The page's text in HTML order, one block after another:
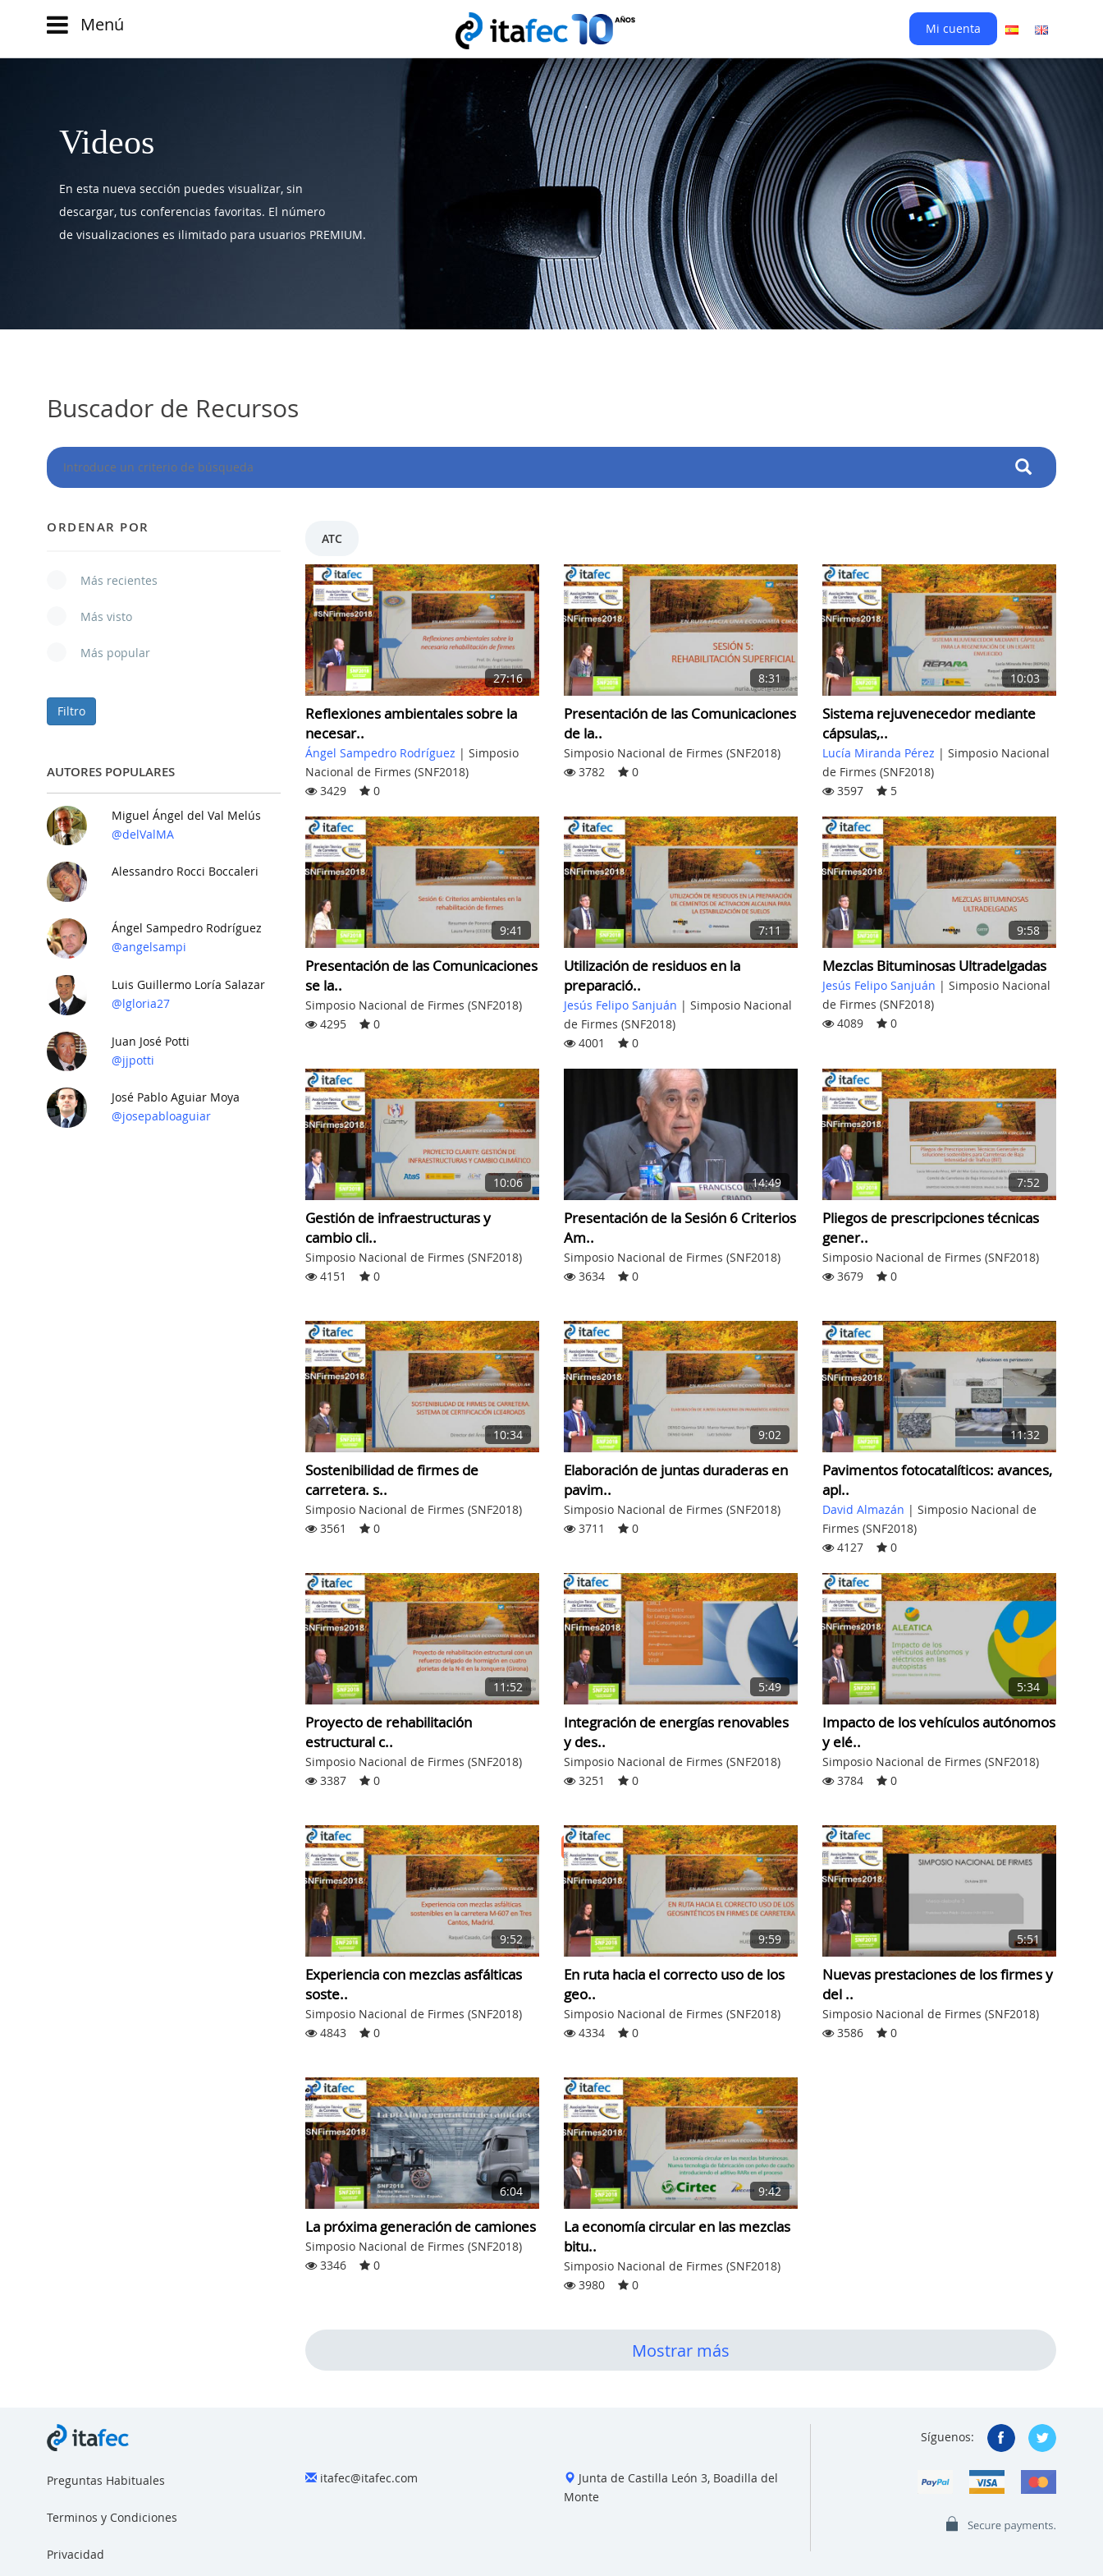
Menú Mi cuenta
Main
PRODUMER
CONTACTO
Videos
En esta nueva sección puedes visualizar, sin
descargar, tus conferencias favoritas. El número
de visualizaciones es ilimitado para usuarios PREMIUM.
Buscador de Recursos
ORDENAR POR
Más recientes
Más visto
Más popular
Filtro
AUTORES POPULARES
Miguel Ángel del Val Melús
@delValMA
Alessandro Rocci Boccaleri
Ángel Sampedro Rodríguez
@angelsampi
Luis Guillermo Loría Salazar
@lgloria27
Juan José Potti
@jjpotti
José Pablo Aguiar Moya
@josepabloaguiar
ATC
27:16
Reflexiones ambientales sobre la
necesar..
Ángel Sampedro Rodríguez | Simposio
Nacional de Firmes (SNF2018)
3429
0
8:31
Presentación de las Comunicaciones
de la..
Simposio Nacional de Firmes (SNF2018)
3782
0
10:03
Sistema rejuvenecedor mediante
cápsulas,..
Lucía Miranda Pérez | Simposio Nacional
de Firmes (SNF2018)
3597
5
9:41
Presentación de las Comunicaciones
se la..
Simposio Nacional de Firmes (SNF2018)
4295
0
7:11
Utilización de residuos en la
preparació..
Jesús Felipo Sanjuán | Simposio Nacional
de Firmes (SNF2018)
4001
0
9:58
Mezclas Bituminosas Ultradelgadas
Jesús Felipo Sanjuán | Simposio Nacional
de Firmes (SNF2018)
4089
0
10:06
Gestión de infraestructuras y
cambio cli..
Simposio Nacional de Firmes (SNF2018)
4151
0
14:49
Presentación de la Sesión 6 Criterios
Am..
Simposio Nacional de Firmes (SNF2018)
3634
0
7:52
Pliegos de prescripciones técnicas
gener..
Simposio Nacional de Firmes (SNF2018)
3679
0
10:34
Sostenibilidad de firmes de
carretera. s..
Simposio Nacional de Firmes (SNF2018)
3561
0
9:02
Elaboración de juntas duraderas en
pavim..
Simposio Nacional de Firmes (SNF2018)
3711
0
11:32
Pavimentos fotocatalíticos: avances,
apl..
David Almazán | Simposio Nacional de
Firmes (SNF2018)
4127
0
11:52
Proyecto de rehabilitación
estructural c..
Simposio Nacional de Firmes (SNF2018)
3387
0
5:49
Integración de energías renovables
y des..
Simposio Nacional de Firmes (SNF2018)
3251
0
5:34
Impacto de los vehículos autónomos
y elé..
Simposio Nacional de Firmes (SNF2018)
3784
0
9:52
Experiencia con mezclas asfálticas
soste..
Simposio Nacional de Firmes (SNF2018)
4843
0
RECOMENDADO
9:59
En ruta hacia el correcto uso de los
geo..
Simposio Nacional de Firmes (SNF2018)
4334
0
5:51
Nuevas prestaciones de los firmes y
del ..
Simposio Nacional de Firmes (SNF2018)
3586
0
6:04
La próxima generación de camiones
Simposio Nacional de Firmes (SNF2018)
3346
0
9:42
La economía circular en las mezclas
bitu..
Simposio Nacional de Firmes (SNF2018)
3980
0
Mostrar más
Preguntas Habituales
Terminos y Condiciones
Privacidad
itafec@itafec.com
Junta de Castilla León 3, Boadilla del
Monte
Síguenos: